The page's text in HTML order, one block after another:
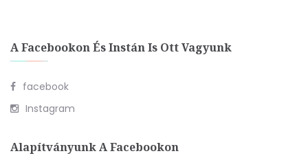
A Facebookon És Instán Is Ott Vagyunk
facebook
Instagram
Alapítványunk A Facebookon